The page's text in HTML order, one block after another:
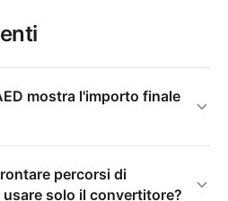
mostra l'importo finale
percorsi di
solo il convertitore?